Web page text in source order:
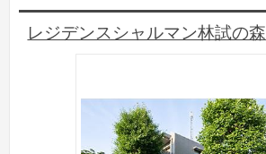
レジデンスシャルマン林試の森